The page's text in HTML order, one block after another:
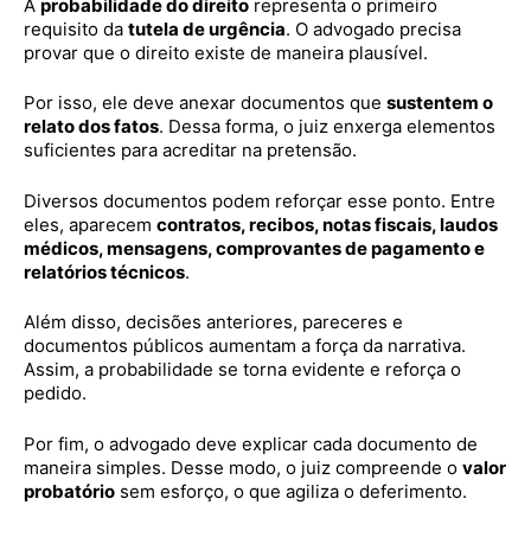
A probabilidade do direito representa o primeiro
requisito da tutela de urgência. O advogado precisa
provar que o direito existe de maneira plausível.
Por isso, ele deve anexar documentos que sustentem o
relato dos fatos. Dessa forma, o juiz enxerga elementos
suficientes para acreditar na pretensão.
Diversos documentos podem reforçar esse ponto. Entre
eles, aparecem contratos, recibos, notas fiscais, laudos
médicos, mensagens, comprovantes de pagamento e
relatórios técnicos.
Além disso, decisões anteriores, pareceres e
documentos públicos aumentam a força da narrativa.
Assim, a probabilidade se torna evidente e reforça o
pedido.
Por fim, o advogado deve explicar cada documento de
maneira simples. Desse modo, o juiz compreende o valor
probatório sem esforço, o que agiliza o deferimento.